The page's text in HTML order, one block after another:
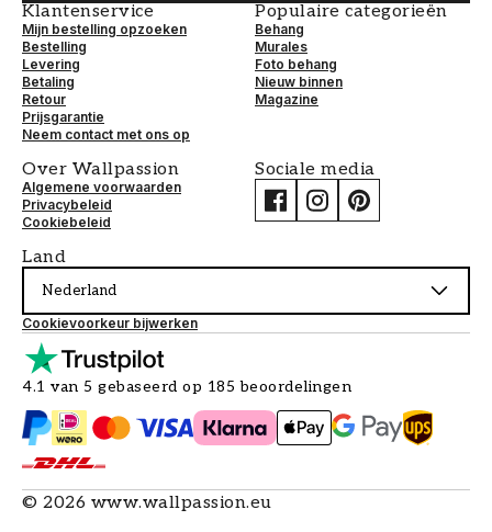
Klantenservice
Mijn bestelling opzoeken
Bestelling
Levering
Betaling
Retour
Prijsgarantie
Neem contact met ons op
Populaire categorieën
Behang
Murales
Foto behang
Nieuw binnen
Magazine
Over Wallpassion
Algemene voorwaarden
Privacybeleid
Cookiebeleid
Sociale media
Land
Nederland
Cookievoorkeur bijwerken
4.1 van 5 gebaseerd op 185 beoordelingen
© 2026 www.wallpassion.eu